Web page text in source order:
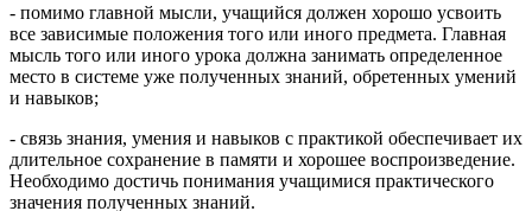
- помимо главной мысли, учащийся должен хорошо усвоить
все зависимые положения того или иного предмета. Главная
мысль того или иного урока должна занимать определенное
место в системе уже полученных знаний, обретенных умений
и навыков;
- связь знания, умения и навыков с практикой обеспечивает их
длительное сохранение в памяти и хорошее воспроизведение.
Необходимо достичь понимания учащимися практического
значения полученных знаний.